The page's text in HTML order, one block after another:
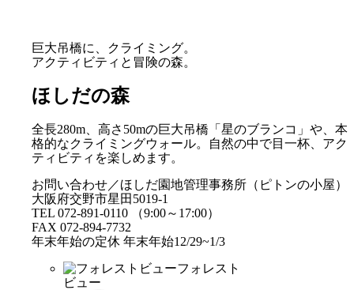
巨大吊橋に、クライミング。
アクティビティと冒険の森。
ほしだの森
全長280m、高さ50mの巨大吊橋「星のブランコ」や、本
格的なクライミングウォール。自然の中で目一杯、アク
ティビティを楽しめます。
お問い合わせ／ほしだ園地管理事務所（ピトンの小屋）
大阪府交野市星田5019-1
TEL 072-891-0110 （9:00～17:00）
FAX 072-894-7732
年末年始の定休 年末年始12/29~1/3
フォレスト
ビュー